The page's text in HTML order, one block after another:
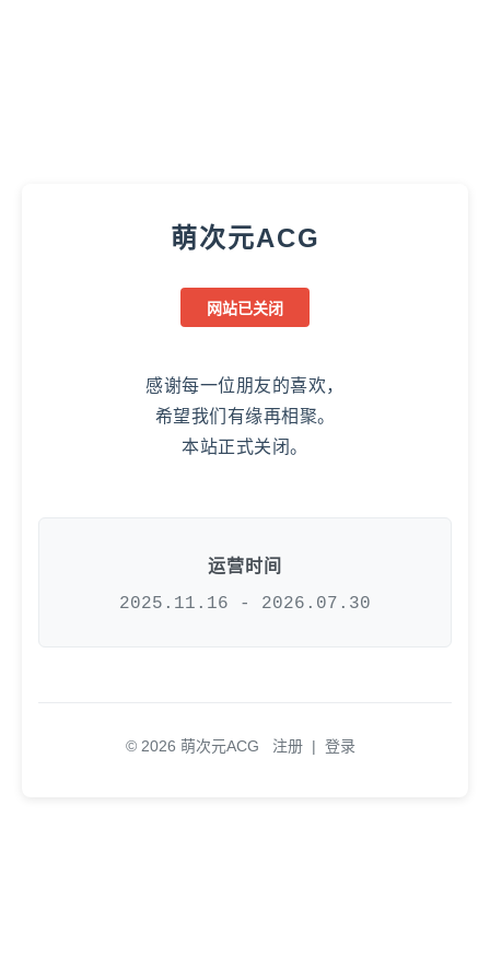
萌次元ACG
网站已关闭
感谢每一位朋友的喜欢，
希望我们有缘再相聚。
本站正式关闭。
运营时间
2025.11.16 - 2026.07.30
© 2026 萌次元ACG 注册 | 登录